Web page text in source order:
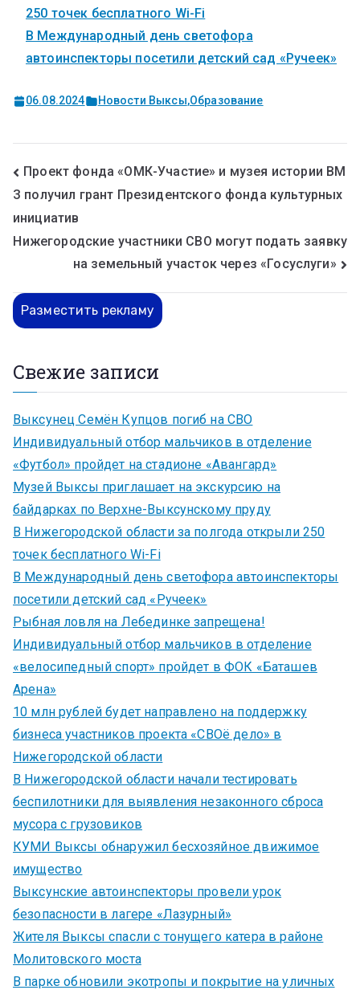
250 точек бесплатного Wi-Fi
В Международный день светофора
автоинспекторы посетили детский сад «Ручеек»
06.08.2024 Новости Выксы,Образование
Проект фонда «ОМК-Участие» и музея истории ВМ
З получил грант Президентского фонда культурных
инициатив
Нижегородские участники СВО могут подать заявку
на земельный участок через «Госуслуги»
Разместить рекламу
Свежие записи
Выксунец Семён Купцов погиб на СВО
Индивидуальный отбор мальчиков в отделение
«Футбол» пройдет на стадионе «Авангард»
Музей Выксы приглашает на экскурсию на
байдарках по Верхне-Выксунскому пруду
В Нижегородской области за полгода открыли 250
точек бесплатного Wi-Fi
В Международный день светофора автоинспекторы
посетили детский сад «Ручеек»
Рыбная ловля на Лебединке запрещена!
Индивидуальный отбор мальчиков в отделение
«велосипедный спорт» пройдет в ФОК «Баташев
Арена»
10 млн рублей будет направлено на поддержку
бизнеса участников проекта «СВОё дело» в
Нижегородской области
В Нижегородской области начали тестировать
беспилотники для выявления незаконного сброса
мусора с грузовиков
КУМИ Выксы обнаружил бесхозяйное движимое
имущество
Выксунские автоинспекторы провели урок
безопасности в лагере «Лазурный»
Жителя Выксы спасли с тонущего катера в районе
Молитовского моста
В парке обновили экотропы и покрытие на уличных